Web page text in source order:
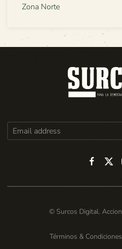
Zona Norte
© Surcos Digital.
Términos & Condiciones